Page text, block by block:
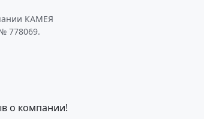
КАМЕЯ
778069.
о компании!